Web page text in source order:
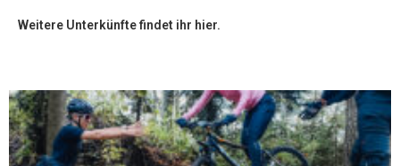
Weitere Unterkünfte findet ihr hier.